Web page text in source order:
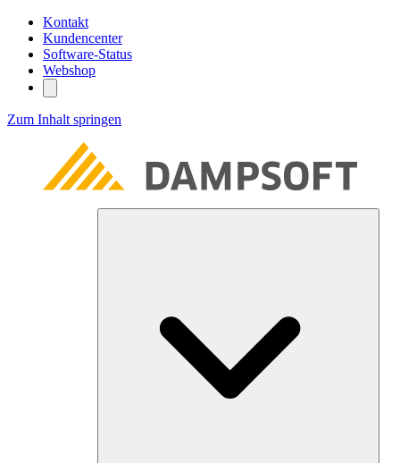
Kontakt
Kundencenter
Software-Status
Webshop
Zum Inhalt springen